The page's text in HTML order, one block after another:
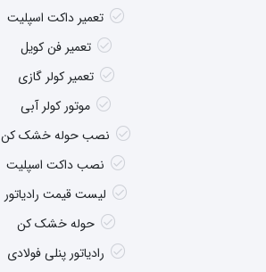
تعمیر داکت اسپلیت
تعمیر فن کویل
تعمیر کولر گازی
موتور کولر آبی
نصب حوله خشک کن
نصب داکت اسپلیت
لیست قیمت رادیاتور
حوله خشک کن
رادیاتور پنلی فولادی